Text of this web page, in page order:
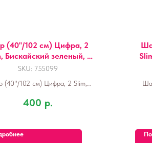
(40''/102 см) Цифра, 2
Бискайский зеленый, 1
шт. в уп.
SKU: 755099
(40''/102 см) Цифра, 2 Slim,
400 р.